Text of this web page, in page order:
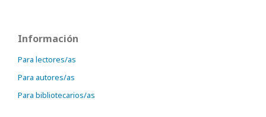
Información
Para lectores/as
Para autores/as
Para bibliotecarios/as